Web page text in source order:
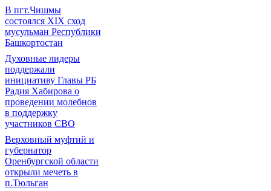
В пгт.Чишмы
состоялся XIX сход
мусульман Республики
Башкортостан
Духовные лидеры
поддержали
инициативу Главы РБ
Радия Хабирова о
проведении молебнов
в поддержку
участников СВО
Верховный муфтий и
губернатор
Оренбургской области
открыли мечеть в
п.Тюльган